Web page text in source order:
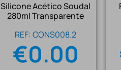
Silicone Acético Soudal
280ml Transparente
REF: CONS008.2
€0.00